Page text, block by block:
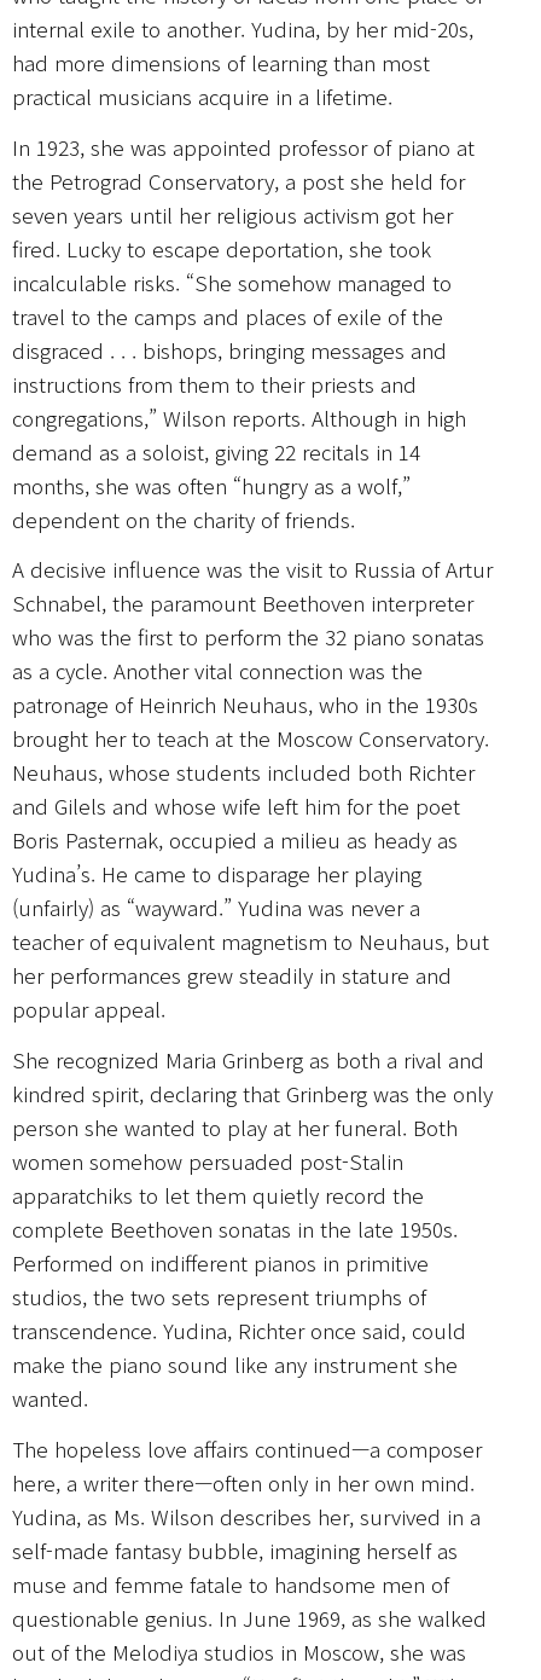
internal exile to another. Yudina, by her mid-20s,
had more dimensions of learning than most
practical musicians acquire in a lifetime.
In 1923, she was appointed professor of piano at
the Petrograd Conservatory, a post she held for
seven years until her religious activism got her
fired. Lucky to escape deportation, she took
incalculable risks. “She somehow managed to
travel to the camps and places of exile of the
disgraced . . . bishops, bringing messages and
instructions from them to their priests and
congregations,” Wilson reports. Although in high
demand as a soloist, giving 22 recitals in 14
months, she was often “hungry as a wolf,”
dependent on the charity of friends.
A decisive influence was the visit to Russia of Artur
Schnabel, the paramount Beethoven interpreter
who was the first to perform the 32 piano sonatas
as a cycle. Another vital connection was the
patronage of Heinrich Neuhaus, who in the 1930s
brought her to teach at the Moscow Conservatory.
Neuhaus, whose students included both Richter
and Gilels and whose wife left him for the poet
Boris Pasternak, occupied a milieu as heady as
Yudina’s. He came to disparage her playing
(unfairly) as “wayward.” Yudina was never a
teacher of equivalent magnetism to Neuhaus, but
her performances grew steadily in stature and
popular appeal.
She recognized Maria Grinberg as both a rival and
kindred spirit, declaring that Grinberg was the only
person she wanted to play at her funeral. Both
women somehow persuaded post-Stalin
apparatchiks to let them quietly record the
complete Beethoven sonatas in the late 1950s.
Performed on indifferent pianos in primitive
studios, the two sets represent triumphs of
transcendence. Yudina, Richter once said, could
make the piano sound like any instrument she
wanted.
The hopeless love affairs continued—a composer
here, a writer there—often only in her own mind.
Yudina, as Ms. Wilson describes her, survived in a
self-made fantasy bubble, imagining herself as
muse and femme fatale to handsome men of
questionable genius. In June 1969, as she walked
out of the Melodiya studios in Moscow, she was